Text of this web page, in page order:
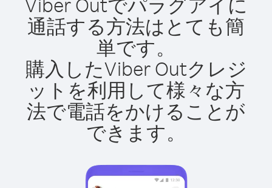
通話する方法はとても簡
単です。
購入したViber Outクレジ
ットを利用して様々な方
法で電話をかけることが
できます。